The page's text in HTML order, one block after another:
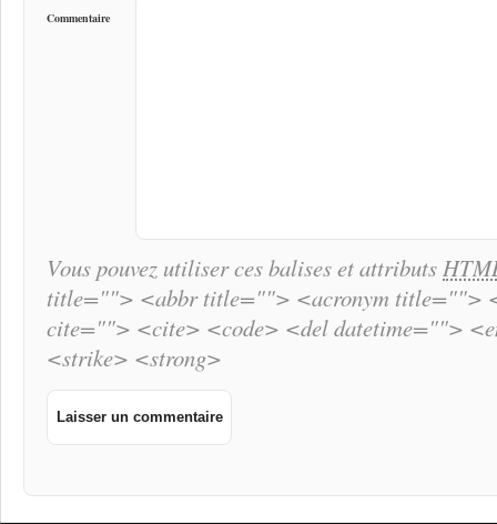
Commentaire
Vous pouvez utiliser ces balises et attributs
title=""> <abbr title=""> <acronym title="">
cite=""> <cite> <code> <del datetime="">
<strike> <strong>